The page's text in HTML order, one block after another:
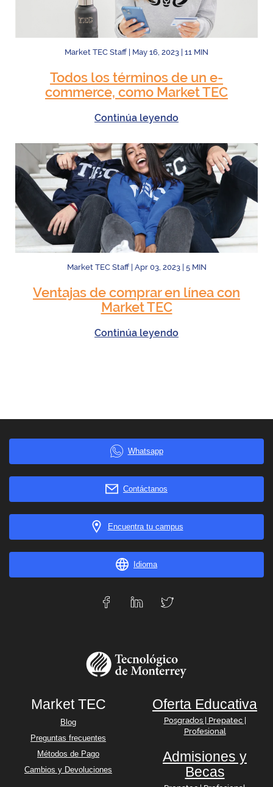
Market TEC Staff May 16, 2023 11 MIN
Todos los términos de un e-
commerce, como Market TEC
Continúa leyendo
Market TEC Staff Apr 03, 2023 5MIN
Ventajas de comprar en línea con
Market TEC
Continúa leyendo
Whatsapp
Contáctanos
Encuentra tu campus
Idioma
Market TEC
Blog
Preguntas frecuentes
Métodos de Pago
Cambios y Devoluciones
Oferta Educativa
Posgrados | Prepatec |
Profesional
Admisiones y
Becas